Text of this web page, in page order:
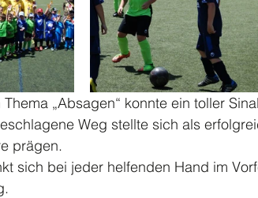
„Absagen“ konnte ein toller
Weg stellte sich als
prägen.
sich bei jeder helfenden Hand im